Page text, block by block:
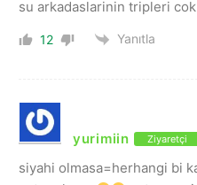
su arkadaslarinin tripleri cok
12 Yanıtla
yurimiin Ziyaretçi
siyahi olmasa=herhangi bi